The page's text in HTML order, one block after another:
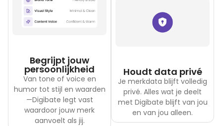
Begrijpt jouw
persoonlijkheid
Van tone of voice en
humor tot stijl en waarden
—Digibate legt vast
waardoor jouw merk
aanvoelt als jij.
Houdt data privé
Je merkdata blijft volledig
privé. Alles wat je deelt
met Digibate blijft van jou
en van jou alleen.